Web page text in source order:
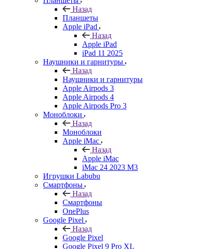
Назад
Планшеты
Apple iPad
Назад
Apple iPad
iPad 11 2025
Наушники и гарнитуры
Назад
Наушники и гарнитуры
Apple Airpods 3
Apple Airpods 4
Apple Airpods Pro 3
Моноблоки
Назад
Моноблоки
Apple iMac
Назад
Apple iMac
iMac 24 2023 M3
Игрушки Labubu
Смартфоны
Назад
Смартфоны
OnePlus
Google Pixel
Назад
Google Pixel
Google Pixel 9 Pro XL